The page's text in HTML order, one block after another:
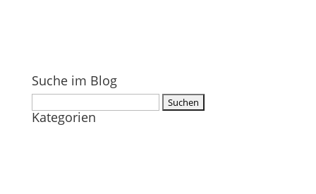
Suche im Blog
nach:
Kategorien